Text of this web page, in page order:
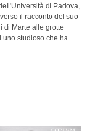
di Padova,
il racconto del suo
di Marte alle grotte
uno studioso che ha